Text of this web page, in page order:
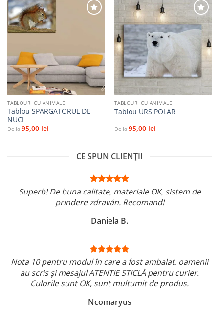
favorite
TABLOURI CU ANIMALE
Tablou SPĂRGĂTORUL DE
NUCI
De la 95,00 lei
Adaugă
TABLOURI CU ANIMALE
Tablou URS POLAR
De la 95,00 lei
CE SPUN CLIENȚII
Superb! De buna calitate, materiale OK, sistem de
prindere zdravăn. Recomand!
Daniela B.
Nota 10 pentru modul în care a fost ambalat, oamenii
au scris și mesajul ATENTIE STICLĂ pentru curier.
Culorile sunt OK, sunt multumit de produs.
Ncomaryus